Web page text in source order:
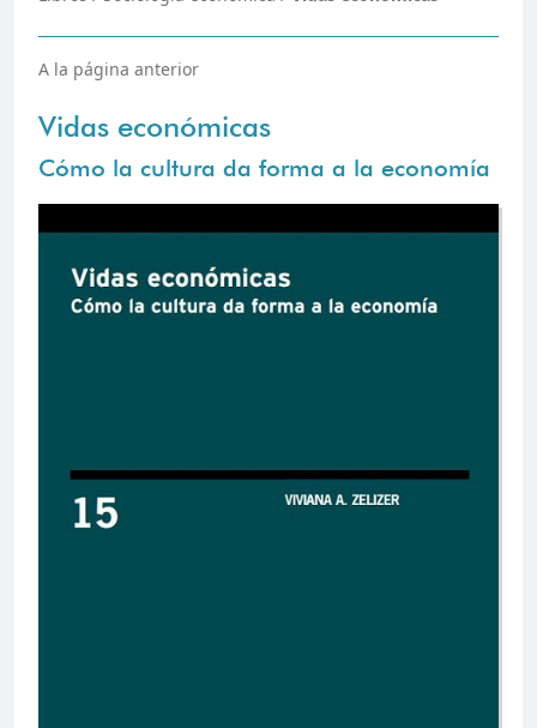
A la página anterior
Vidas económicas
Cómo la cultura da forma a la economía